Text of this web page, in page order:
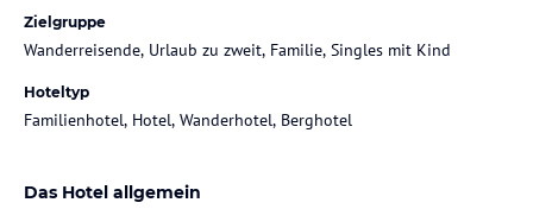
Zielgruppe
Wanderreisende, Urlaub zu zweit, Familie, Singles mit Kind
Hoteltyp
Familienhotel, Hotel, Wanderhotel, Berghotel
Das Hotel allgemein